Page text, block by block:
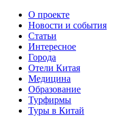
О проекте
Новости и события
Статьи
Интересное
Города
Отели Китая
Медицина
Образование
Турфирмы
Туры в Китай